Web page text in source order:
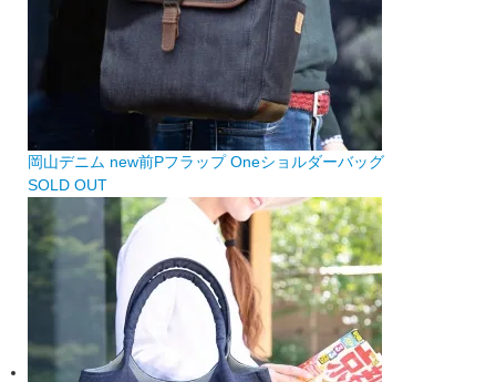
岡山デニム new前Pフラップ Oneショルダーバッグ
SOLD OUT